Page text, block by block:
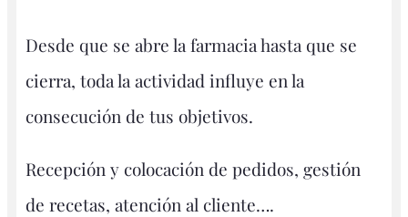
Desde que se abre la farmacia hasta que se
cierra, toda la actividad influye en la
consecución de tus objetivos.
Recepción y colocación de pedidos, gestión
de recetas, atención al cliente….